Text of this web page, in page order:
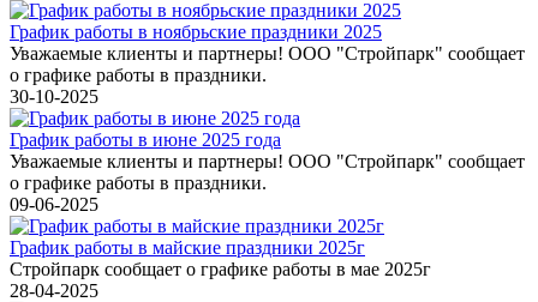
График работы в ноябрьские праздники 2025
Уважаемые клиенты и партнеры! ООО "Стройпарк" сообщает
о графике работы в праздники.
30-10-2025
График работы в июне 2025 года
Уважаемые клиенты и партнеры! ООО "Стройпарк" сообщает
о графике работы в праздники.
09-06-2025
График работы в майские праздники 2025г
Стройпарк сообщает о графике работы в мае 2025г
28-04-2025